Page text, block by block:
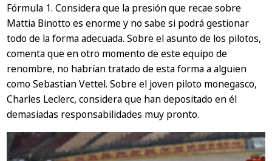
Fórmula 1. Considera que la presión que recae sobre
Mattia Binotto es enorme y no sabe si podrá gestionar
todo de la forma adecuada. Sobre el asunto de los pilotos,
comenta que en otro momento de este equipo de
renombre, no habrían tratado de esta forma a alguien
como Sebastian Vettel. Sobre el joven piloto monegasco,
Charles Leclerc, considera que han depositado en él
demasiadas responsabilidades muy pronto.